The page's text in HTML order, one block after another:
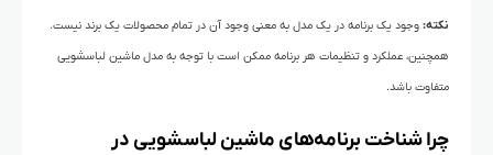
نکته: وجود یک برنامه در یک مدل به معنی وجود آن در تمام محصولات یک برند نیست.
همچنین، عملکرد و تنظیمات هر برنامه ممکن است با توجه به مدل ماشین لباسشویی
متفاوت باشد.
چرا شناخت برنامه‌های ماشین لباسشویی در